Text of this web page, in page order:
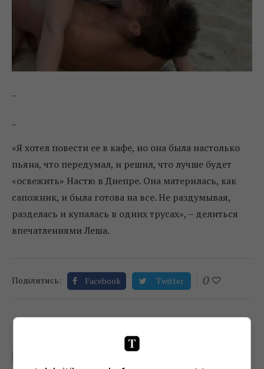
«Я хотел повести ее в кафе, но она была настолько
пьяна, что передумал, и решил, что лучше будет
«освежить» Настю в Днепре. Она материлась, как
сапожник, и была готова на все. Не раздумывая,
разделась и купалась в одних трусах», – делиться
впечатлениями Леша.
Поділитись: Facebook Twitter 0
TELEKRITIKA